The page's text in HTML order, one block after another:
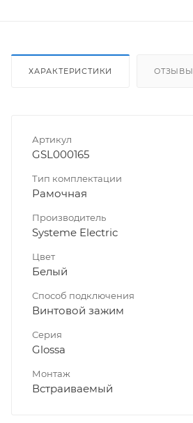
ХАРАКТЕРИСТИКИ ОТЗЫВЫ
Артикул
GSL000165
Тип комплектации
Рамочная
Производитель
Systeme Electric
Цвет
Белый
Способ подключения
Винтовой зажим
Серия
Glossa
Монтаж
Встраиваемый